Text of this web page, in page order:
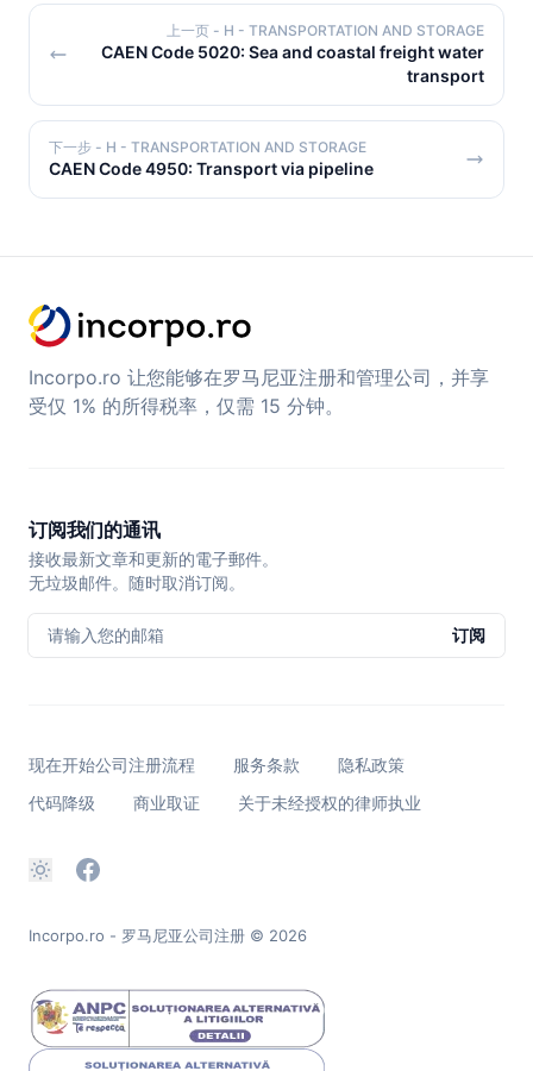
上一页 - H - TRANSPORTATION AND STORAGE
CAEN Code 5020: Sea and coastal freight water
transport
下一步 - H - TRANSPORTATION AND STORAGE
CAEN Code 4950: Transport via pipeline
Incorpo.ro 让您能够在罗马尼亚注册和管理公司，并享
受仅 1% 的所得税率，仅需 15 分钟。
订阅我们的通讯
接收最新文章和更新的電子郵件。
无垃圾邮件。随时取消订阅。
请输入您的邮箱 订阅
现在开始公司注册流程 服务条款
隐私政策
代码降级
商业取证 关于未经授权的律师执业
Incorpo.ro - 罗马尼亚公司注册 © 2026